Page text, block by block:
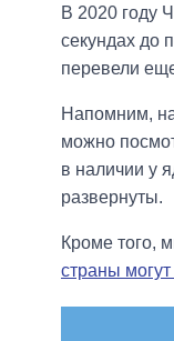
В 2020 году
секундах до
перевели
Напомним,
можно
в наличии у
развернуты.
Кроме того,
страны